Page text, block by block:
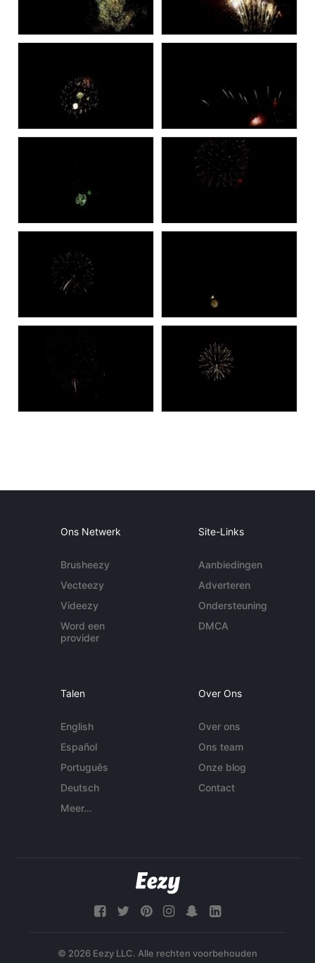
Ons Netwerk
Brusheezy
Vecteezy
Videezy
Word een
provider
Site-Links
Aanbiedingen
Adverteren
Ondersteuning
DMCA
Talen
English
Español
Português
Deutsch
Meer...
Over Ons
Over ons
Ons team
Onze blog
Contact
© 2026 Eezy LLC. Alle rechten voorbehouden